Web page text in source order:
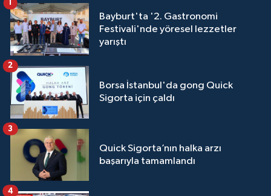
Bayburt'ta '2. Gastronomi
Festivali'nde yöresel lezzetler
yarıştı
Borsa İstanbul'da gong Quick
Sigorta için çaldı
2
Quick Sigorta’nın halka arzı
başarıyla tamamlandı
3
4